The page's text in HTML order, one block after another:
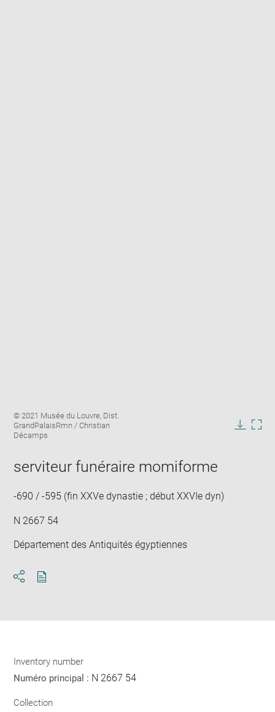
Image
caption:
© 2021 Musée du Louvre, Dist.
GrandPalaisRmn / Christian
Décamps
serviteur funéraire momiforme
-690 / -595 (fin XXVe dynastie ; début XXVIe dyn)
N 2667 54
Département des Antiquités égyptiennes
Inventory number
Numéro principal : N 2667 54
Collection